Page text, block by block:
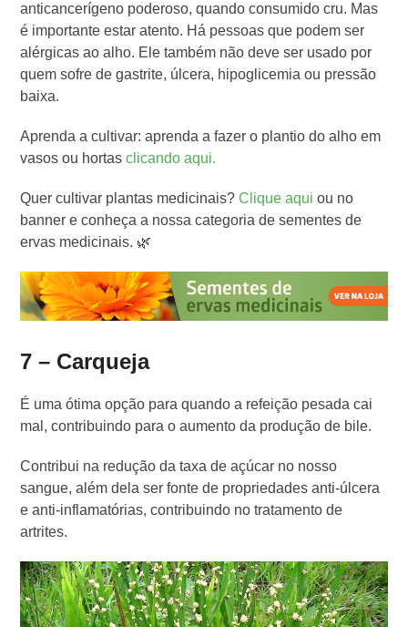
anticancerígeno poderoso, quando consumido cru. Mas
é importante estar atento. Há pessoas que podem ser
alérgicas ao alho. Ele também não deve ser usado por
quem sofre de gastrite, úlcera, hipoglicemia ou pressão
baixa.
Aprenda a cultivar: aprenda a fazer o plantio do alho em
vasos ou hortasclicando aqui.
Quer cultivar plantas medicinais?Clique aqui ou no
banner e conheça a nossa categoria de sementes de
ervas medicinais. 🌿
7 – Carqueja
É uma ótima opção para quando a refeição pesada cai
mal, contribuindo para o aumento da produção de bile.
Contribui na redução da taxa de açúcar no nosso
sangue, além dela ser fonte de propriedades anti-úlcera
e anti-inflamatórias, contribuindo no tratamento de
artrites.